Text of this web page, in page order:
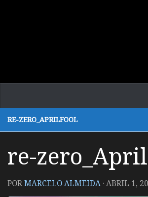
RE-ZERO_APRILFOOL
re-
PORMARCELO ALMEIDA ·ABRIL 1,